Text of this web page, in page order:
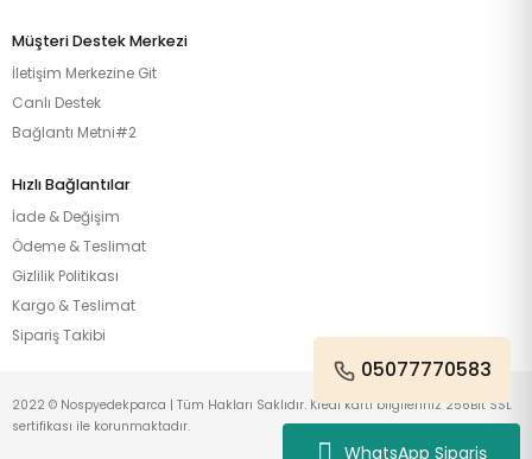
WhatsApp Sipariş
Müşteri Destek Merkezi
İletişim Merkezine Git
Canlı Destek
Bağlantı Metni#2
Hızlı Bağlantılar
İade & Değişim
Ödeme & Teslimat
Gizlilik Politikası
Kargo & Teslimat
Sipariş Takibi
05077770583
2022 © Nospyedekparca | Tüm Hakları Saklıdır. Kredi kartı bilgileriniz 256Bit SSL
sertifikası ile korunmaktadır.